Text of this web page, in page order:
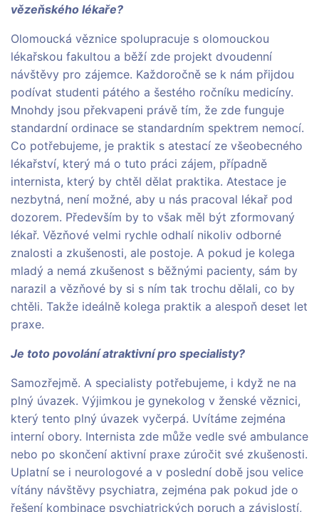
vězeňského lékaře?
Olomoucká věznice spolupracuje s olomouckou
lékařskou fakultou a běží zde projekt dvoudenní
návštěvy pro zájemce. Každoročně se k nám přijdou
podívat studenti pátého a šestého ročníku medicíny.
Mnohdy jsou překvapeni právě tím, že zde funguje
standardní ordinace se standardním spektrem nemocí.
Co potřebujeme, je praktik s atestací ze všeobecného
lékařství, který má o tuto práci zájem, případně
internista, který by chtěl dělat praktika. Atestace je
nezbytná, není možné, aby u nás pracoval lékař pod
dozorem. Především by to však měl být zformovaný
lékař. Vězňové velmi rychle odhalí nikoliv odborné
znalosti a zkušenosti, ale postoje. A pokud je kolega
mladý a nemá zkušenost s běžnými pacienty, sám by
narazil a vězňové by si s ním tak trochu dělali, co by
chtěli. Takže ideálně kolega praktik a alespoň deset let
praxe.
Je toto povolání atraktivní pro specialisty?
Samozřejmě. A specialisty potřebujeme, i když ne na
plný úvazek. Výjimkou je gynekolog v ženské věznici,
který tento plný úvazek vyčerpá. Uvítáme zejména
interní obory. Internista zde může vedle své ambulance
nebo po skončení aktivní praxe zúročit své zkušenosti.
Uplatní se i neurologové a v poslední době jsou velice
vítány návštěvy psychiatra, zejména pak pokud jde o
řešení kombinace psychiatrických poruch a závislostí,